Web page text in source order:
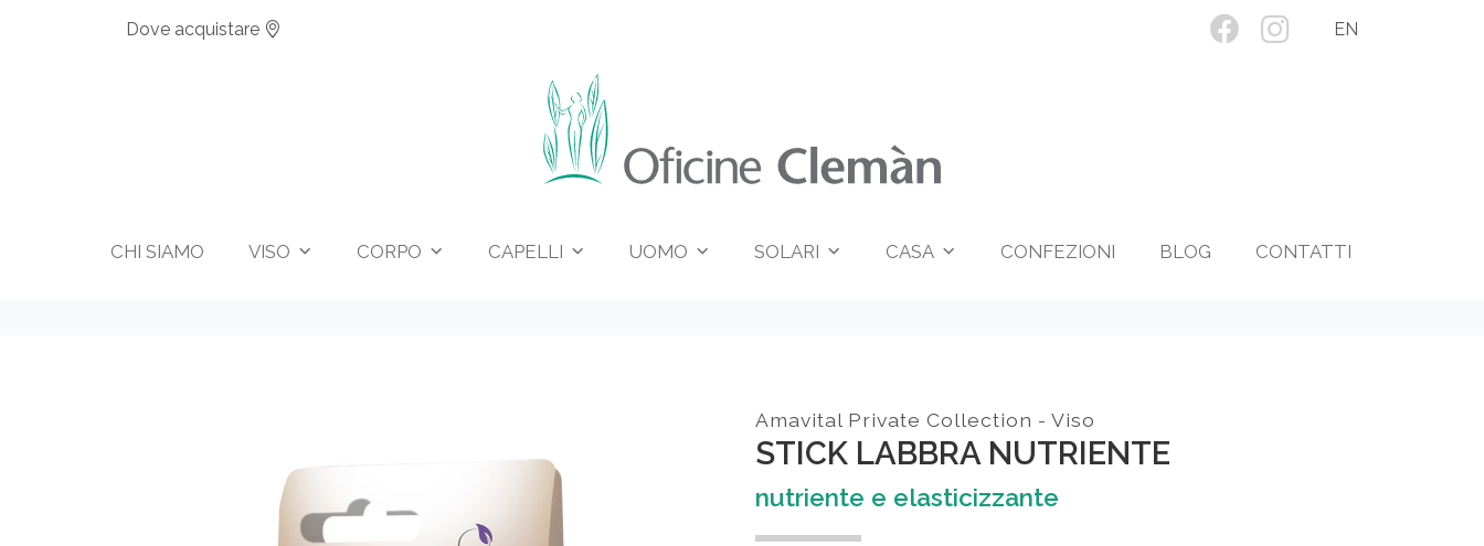
Dove acquistare EN
CHI SIAMO VISO CORPO CAPELLI UOMO SOLARI CASA CONFEZIONI BLOG CONTATTI
Amavital Private Collection - Viso
STICK LABBRA NUTRIENTE
nutriente e elasticizzante